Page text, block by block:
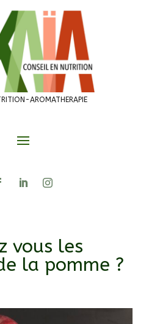
AROMATHERAPIE
vous les
la pomme ?